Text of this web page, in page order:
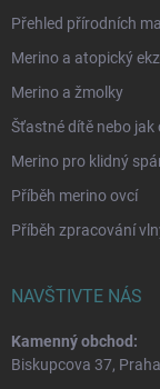
Přehled přírodních
Merino a atopický
Merino a žmolky
Šťastné dítě nebo
Merino pro klidný
Příběh merino ovcí
Příběh zpracování
NAVŠTIVTE NÁS
Kamenný obchod:
Biskupcova 37,